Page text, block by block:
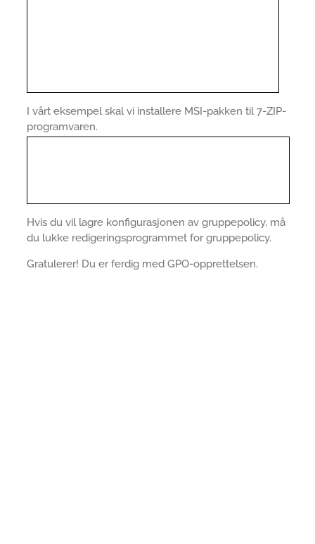
I vårt eksempel skal vi installere MSI-pakken til 7-ZIP-
programvaren.
Hvis du vil lagre konfigurasjonen av gruppepolicy, må
du lukke redigeringsprogrammet for gruppepolicy.
Gratulerer! Du er ferdig med GPO-opprettelsen.